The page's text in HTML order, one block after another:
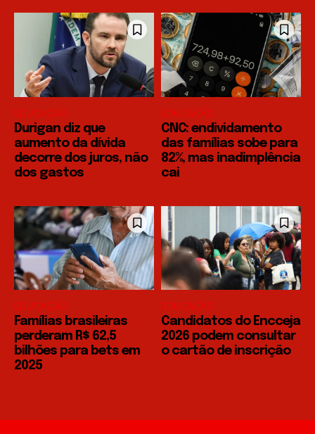
EDUCAÇÃO
Durigan diz que
aumento da dívida
decorre dos juros, não
dos gastos
EDUCAÇÃO
CNC: endividamento
das famílias sobe para
82%, mas inadimplência
cai
EDUCAÇÃO
Famílias brasileiras
perderam R$ 62,5
bilhões para bets em
2025
EDUCAÇÃO
Candidatos do Encceja
2026 podem consultar
o cartão de inscrição